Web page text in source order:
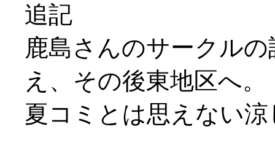
追記
鹿島さんのサークル
え、その後東地区へ。
夏コミとは思えない